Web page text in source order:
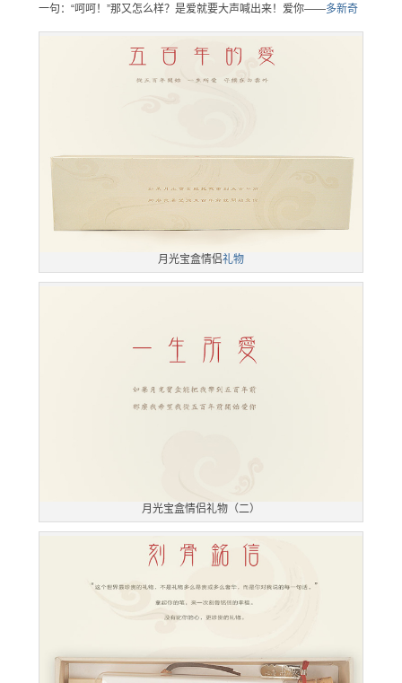
一句：“呵呵！”那又怎么样？是爱就要大声喊出来！爱你——多新奇
月光宝盒情侣礼物
月光宝盒情侣礼物（二）